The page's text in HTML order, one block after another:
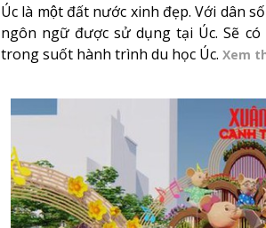
Úc là một đất nước xinh đẹp. Với dân
ngôn ngữ được sử dụng tại Úc. Sẽ
trong suốt hành trình du học Úc. Xem